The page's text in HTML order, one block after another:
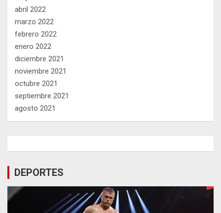
abril 2022
marzo 2022
febrero 2022
enero 2022
diciembre 2021
noviembre 2021
octubre 2021
septiembre 2021
agosto 2021
DEPORTES